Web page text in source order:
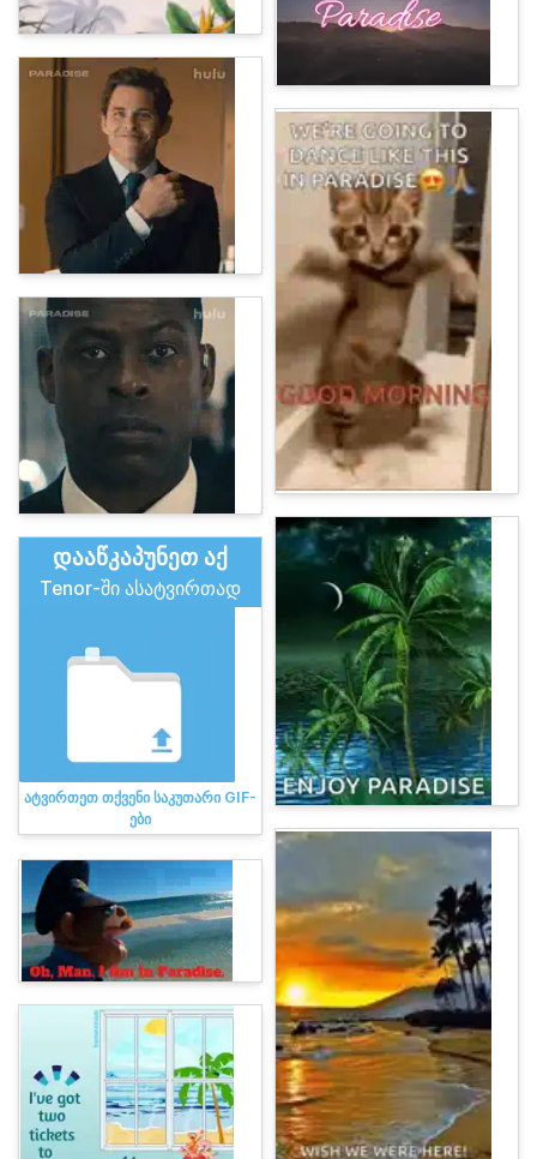
დააწკაპუნეთ აქ
Tenor-ში ასატვირთად
ატვირთეთ თქვენი საკუთარი GIF-
ები